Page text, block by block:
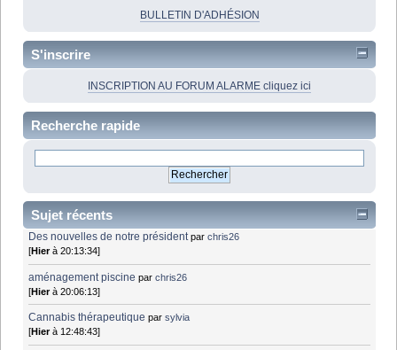
BULLETIN D'ADHÉSION
S'inscrire
INSCRIPTION AU FORUM ALARME cliquez ici
Recherche rapide
Sujet récents
Des nouvelles de notre président parchris26
[Hierà 20:13:34]
aménagement piscine parchris26
[Hierà 20:06:13]
Cannabis thérapeutique parsylvia
[Hierà 12:48:43]